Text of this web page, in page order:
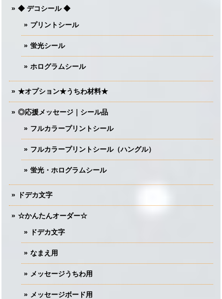
◆ デコシール ◆
プリントシール
蛍光シール
ホログラムシール
★オプション★うちわ材料★
◎応援メッセージ｜シール品
フルカラープリントシール
フルカラープリントシール（ハングル）
蛍光・ホログラムシール
ドデカ文字
☆かんたんオーダー☆
ドデカ文字
なまえ用
メッセージうちわ用
メッセージボード用